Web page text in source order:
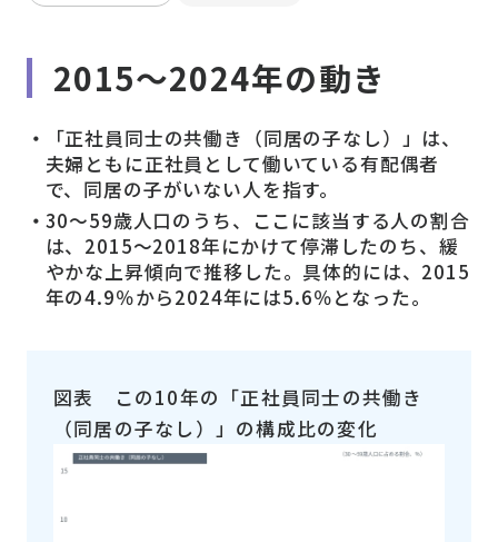
2015～2024年の動き
「正社員同士の共働き（同居の子なし）」は、
夫婦ともに正社員として働いている有配偶者
で、同居の子がいない人を指す。
30～59歳人口のうち、ここに該当する人の割合
は、2015～2018年にかけて停滞したのち、緩
やかな上昇傾向で推移した。具体的には、2015
年の4.9％から2024年には5.6％となった。
図表
この10年の「正社員同士の共働き
（同居の子なし）」の構成比の変化